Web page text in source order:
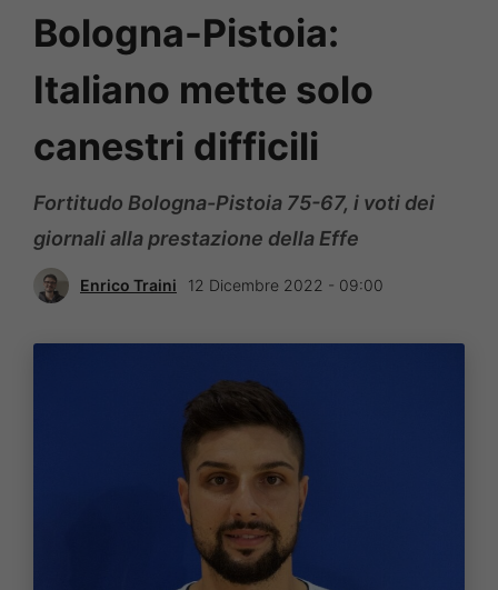
Bologna-Pistoia:
Italiano mette solo
canestri difficili
Fortitudo Bologna-Pistoia 75-67, i voti dei
giornali alla prestazione della Effe
Enrico Traini 12 Dicembre 2022 - 09:00